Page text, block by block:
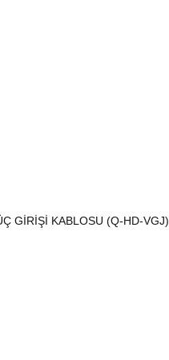
GİRİŞİ KABLOSU (Q-HD-VGJ)